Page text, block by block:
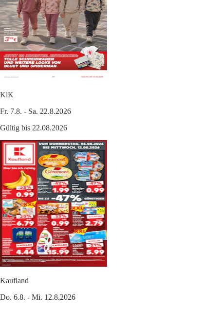
KiK
Fr. 7.8. - Sa. 22.8.2026
Gültig bis 22.08.2026
Kaufland
Do. 6.8. - Mi. 12.8.2026